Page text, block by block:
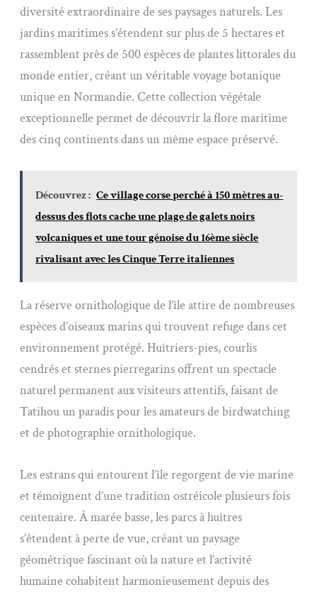
diversité extraordinaire de ses paysages naturels. Les
jardins maritimes s’étendent sur plus de 5 hectares et
rassemblent près de 500 espèces de plantes littorales du
monde entier, créant un véritable voyage botanique
unique en Normandie. Cette collection végétale
exceptionnelle permet de découvrir la flore maritime
des cinq continents dans un même espace préservé.
Découvrez : Ce village corse perché à 150 mètres au-
dessus des flots cache une plage de galets noirs
volcaniques et une tour génoise du 16ème siècle
rivalisant avec les Cinque Terre italiennes
La réserve ornithologique de l’île attire de nombreuses
espèces d’oiseaux marins qui trouvent refuge dans cet
environnement protégé. Huîtriers-pies, courlis
cendrés et sternes pierregarins offrent un spectacle
naturel permanent aux visiteurs attentifs, faisant de
Tatihou un paradis pour les amateurs de birdwatching
et de photographie ornithologique.
Les estrans qui entourent l’île regorgent de vie marine
et témoignent d’une tradition ostréicole plusieurs fois
centenaire. À marée basse, les parcs à huîtres
s’étendent à perte de vue, créant un paysage
géométrique fascinant où la nature et l’activité
humaine cohabitent harmonieusement depuis des